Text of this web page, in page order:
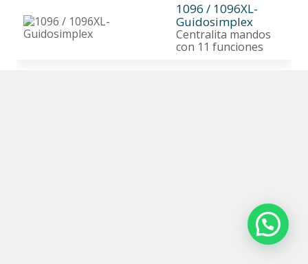
1096 / 1096XL-
Guidosimplex
Centralita mandos
con 11 funciones